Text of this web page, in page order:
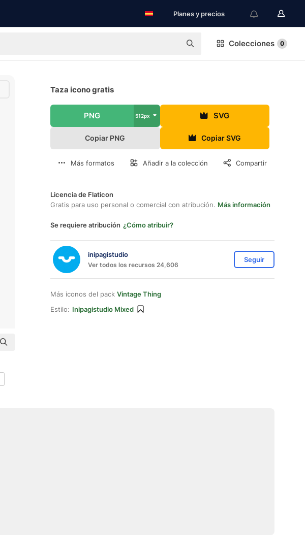
Planes y precios
Colecciones 0
Taza icono gratis
PNG 512px SVG
Copiar PNG Copiar SVG
Más formatos Añadir a la colección Compartir
Licencia de Flaticon
Gratis para uso personal o comercial con atribución. Más información
Se requiere atribución ¿Cómo atribuir?
inipagistudio
Ver todos los recursos 24,606
Seguir
Más iconos del pack Vintage Thing
Estilo: Inipagistudio Mixed